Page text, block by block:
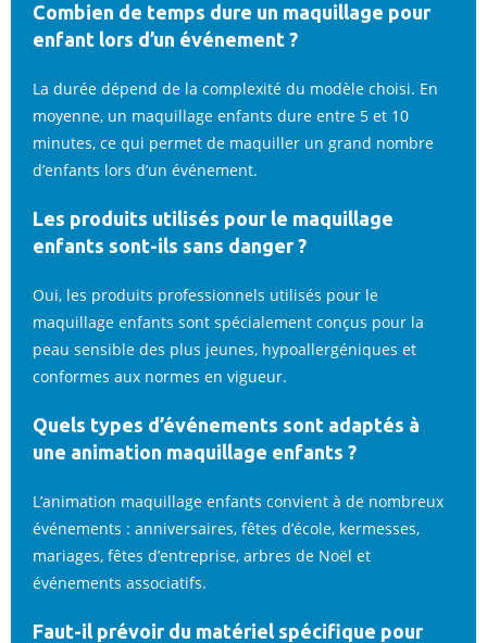
Combien de temps dure un maquillage pour
enfant lors d’un événement ?
La durée dépend de la complexité du modèle choisi. En
moyenne, un maquillage enfants dure entre 5 et 10
minutes, ce qui permet de maquiller un grand nombre
d’enfants lors d’un événement.
Les produits utilisés pour le maquillage
enfants sont-ils sans danger ?
Oui, les produits professionnels utilisés pour le
maquillage enfants sont spécialement conçus pour la
peau sensible des plus jeunes, hypoallergéniques et
conformes aux normes en vigueur.
Quels types d’événements sont adaptés à
une animation maquillage enfants ?
L’animation maquillage enfants convient à de nombreux
événements : anniversaires, fêtes d’école, kermesses,
mariages, fêtes d’entreprise, arbres de Noël et
événements associatifs.
Faut-il prévoir du matériel spécifique pour